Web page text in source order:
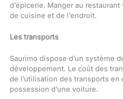
d’épicerie. Manger au
de cuisine et de l’endroit.
Les transports
Saurimo dispose d’un système
développement. Le coût des
de l’utilisation des transports en
possession d’une voiture.